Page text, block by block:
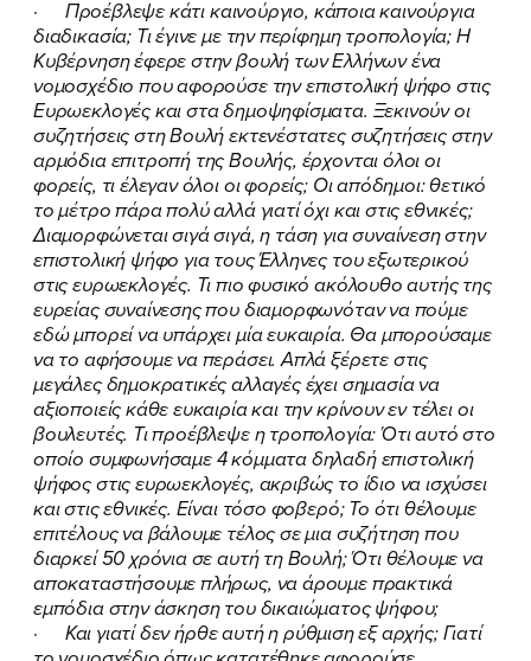
· Προέβλεψε κάτι καινούργιο, κάποια καινούργια
διαδικασία; Τι έγινε με την περίφημη τροπολογία; Η
Κυβέρνηση έφερε στην βουλή των Ελλήνων ένα
νομοσχέδιο που αφορούσε την επιστολική ψήφο στις
Ευρωεκλογές και στα δημοψηφίσματα. Ξεκινούν οι
συζητήσεις στη Βουλή εκτενέστατες συζητήσεις στην
αρμόδια επιτροπή της Βουλής, έρχονται όλοι οι
φορείς, τι έλεγαν όλοι οι φορείς; Οι απόδημοι: θετικό
το μέτρο πάρα πολύ αλλά γιατί όχι και στις εθνικές;
Διαμορφώνεται σιγά σιγά, η τάση για συναίνεση στην
επιστολική ψήφο για τους Έλληνες του εξωτερικού
στις ευρωεκλογές. Τι πιο φυσικό ακόλουθο αυτής της
ευρείας συναίνεσης που διαμορφωνόταν να πούμε
εδώ μπορεί να υπάρχει μία ευκαιρία. Θα μπορούσαμε
να το αφήσουμε να περάσει. Απλά ξέρετε στις
μεγάλες δημοκρατικές αλλαγές έχει σημασία να
αξιοποιείς κάθε ευκαιρία και την κρίνουν εν τέλει οι
βουλευτές. Τι προέβλεψε η τροπολογία: Ότι αυτό στο
οποίο συμφωνήσαμε 4 κόμματα δηλαδή επιστολική
ψήφος στις ευρωεκλογές, ακριβώς το ίδιο να ισχύσει
και στις εθνικές. Είναι τόσο φοβερό; Το ότι θέλουμε
επιτέλους να βάλουμε τέλος σε μια συζήτηση που
διαρκεί 50 χρόνια σε αυτή τη Βουλή; Ότι θέλουμε να
αποκαταστήσουμε πλήρως, να άρουμε πρακτικά
εμπόδια στην άσκηση του δικαιώματος ψήφου;
· Και γιατί δεν ήρθε αυτή η ρύθμιση εξ αρχής; Γιατί